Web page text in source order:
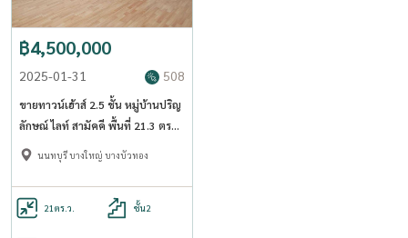
฿4,500,000
2025-01-31 508
ขายทาวน์เฮ้าส์ 2.5 ชั้น หมู่บ้านปริญ
ลักษณ์ ไลท์ สามัคคี พื้นที่ 21.3 ตรว
3นอน 3น้ำ - OJ_177_THPLSMK
นนทบุรี บางใหญ่ บางบัวทอง
21 ตร.ว. ชั้น2